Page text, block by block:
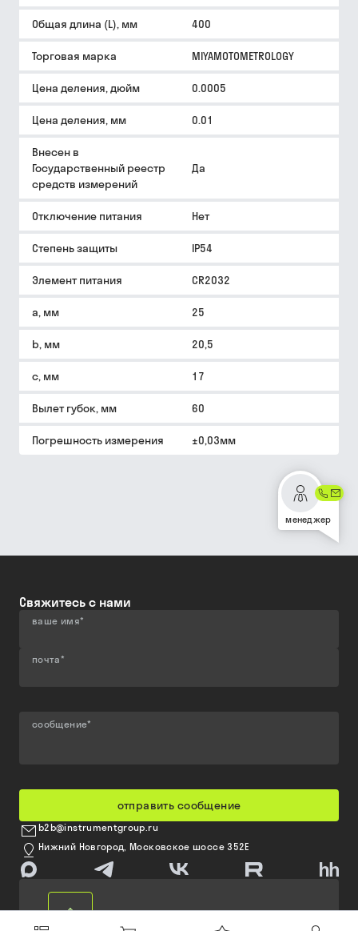
Общая длина (L), мм 400
Торговая марка MIYAMOTOMETROLOGY
Цена деления, дюйм 0.0005
Цена деления, мм 0.01
Внесен в
Государственный реестр
средств измерений
Да
Отключение питания Нет
Степень защиты IP54
Элемент питания CR2032
a, мм 25
b, мм 20,5
c, мм 17
Вылет губок, мм 60
Погрешность измерения ±0,03мм
менеджер
Свяжитесь с нами
ваше имя*
почта*
сообщение*
отправить сообщение
b2b@instrumentgroup.ru
Нижний Новгород, Московское шоссе 352Е